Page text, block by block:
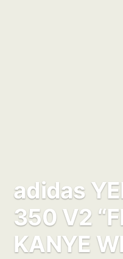
adidas
350 V2
KANYE